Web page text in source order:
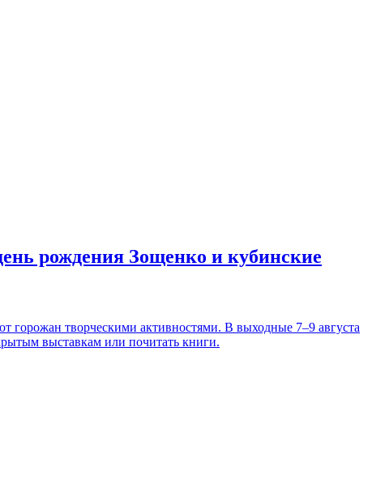
рождения Зощенко и кубинские
горожан творческими активностями. В выходные 7–9 августа
выставкам или почитать книги.